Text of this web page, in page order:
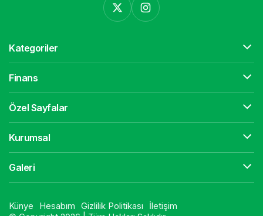
Kategoriler
Finans
Özel Sayfalar
Kurumsal
Galeri
Künye Hesabım Gizlilik Politikası
İletişim